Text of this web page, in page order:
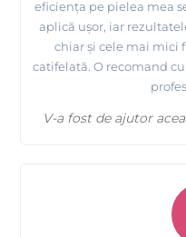
eficiența pe pielea mea
aplică ușor, iar
chiar și cele mai mici
catifelată. O recomand
V-a fost de ajutor